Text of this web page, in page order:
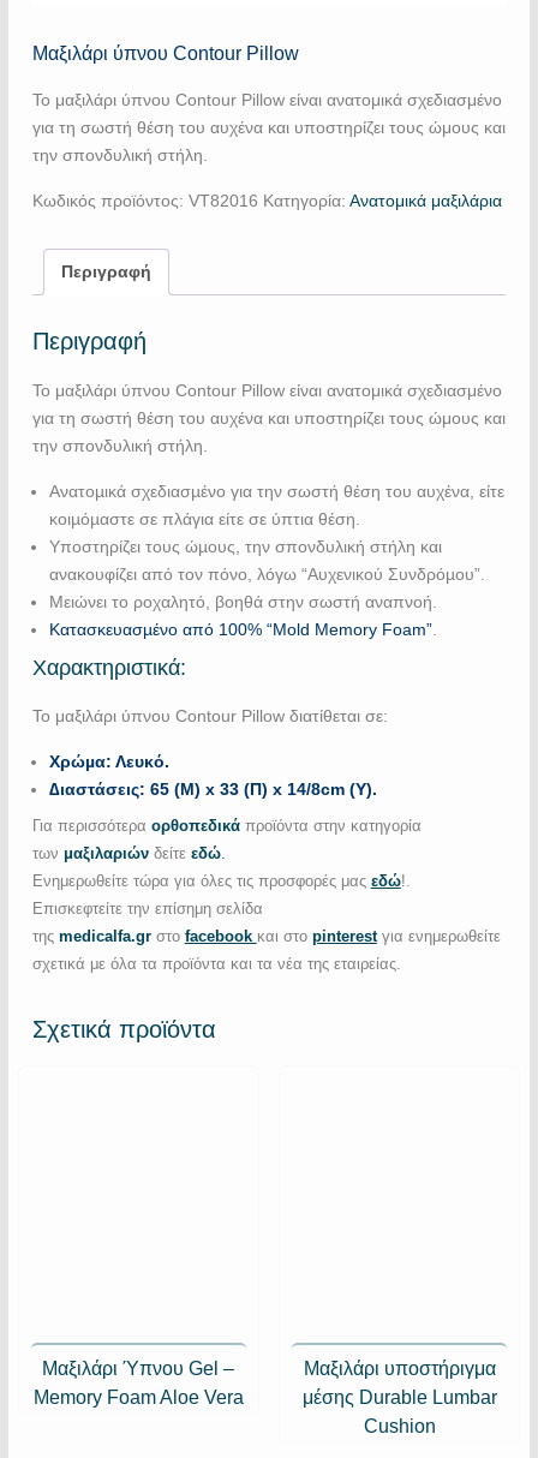
Μαξιλάρι ύπνου Contour Pillow
Το μαξιλάρι ύπνου Contour Pillow είναι ανατομικά σχεδιασμένο
για τη σωστή θέση του αυχένα και υποστηρίζει τους ώμους και
την σπονδυλική στήλη.
Κωδικός προϊόντος: VΤ82016 Κατηγορία: Ανατομικά μαξιλάρια
Περιγραφή
Περιγραφή
Το μαξιλάρι ύπνου Contour Pillow είναι ανατομικά σχεδιασμένο
για τη σωστή θέση του αυχένα και υποστηρίζει τους ώμους και
την σπονδυλική στήλη.
Ανατοµικά σχεδιασµένο για την σωστή θέση του αυχένα, είτε
κοιµόµαστε σε πλάγια είτε σε ύπτια θέση.
Υποστηρίζει τους ώµους, την σπονδυλική στήλη και
ανακουφίζει από τον πόνο, λόγω “Αυχενικού Συνδρόµου”.
Μειώνει το ροχαλητό, βοηθά στην σωστή αναπνοή.
Κατασκευασµένο από 100% “Mold Memory Foam”.
Χαρακτηριστικά:
Το μαξιλάρι ύπνου Contour Pillow διατίθεται σε:
Χρώµα: Λευκό.
∆ιαστάσεις: 65 (Μ) x 33 (Π) x 14/8cm (Υ).
Για περισσότερα ορθοπεδικά προϊόντα στην κατηγορία
των μαξιλαριών δείτε εδώ.
Ενημερωθείτε τώρα για όλες τις προσφορές μας εδώ!.
Επισκεφτείτε την επίσημη σελίδα
της medicalfa.gr στο facebook και στο pinterest για ενημερωθείτε
σχετικά με όλα τα προϊόντα και τα νέα της εταιρείας.
Σχετικά προϊόντα
Μαξιλάρι Ύπνου Gel –
Memory Foam Aloe Vera
Μαξιλάρι υποστήριγμα
μέσης Durable Lumbar
Cushion